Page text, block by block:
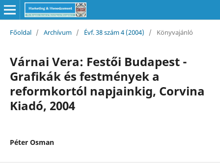
Főoldal / Archívum / Évf. 38 szám 4 (2004) / Könyvajánló
Várnai Vera: Festői Budapest -
Grafikák és festmények a
reformkortól napjainkig, Corvina
Kiadó, 2004
Péter Osman